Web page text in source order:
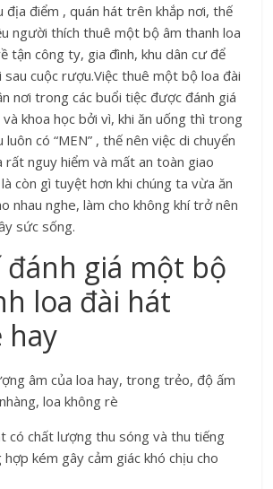
địa điểm , quán hát trên khắp nơi, thế
người thích thuê một bộ âm thanh loa
tận công ty, gia đình, khu dân cư để
sau cuộc rượu.Việc thuê một bộ loa đài
nơi trong các buổi tiệc được đánh giá
khoa học bởi vì, khi ăn uống thì trong
có “MEN” , thế nên việc di chuyển
rất nguy hiểm và mất an toàn giao
còn gì tuyệt hơn khi chúng ta vừa ăn
nhau nghe, làm cho không khí trở nên
sức sống.
đánh giá một bộ
loa đài hát
hay
âm của loa hay, trong trẻo, độ ấm
loa không rè
có chất lượng thu sóng và thu tiếng
kém gây cảm giác khó chịu cho